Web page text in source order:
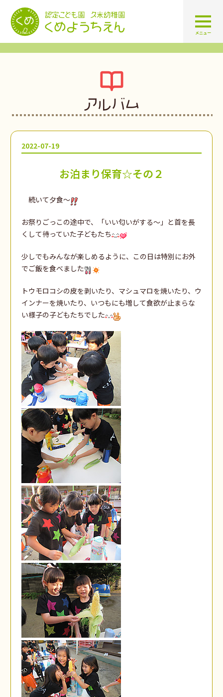
認定こども園 学校法人久米幼
メニュー
アルバム
2022-07-19
お泊まり保育☆その２
続いて夕食～
お祭りごっこの途中で、「いい匂いがする～」と首を長
くして待っていた子どもたち
少しでもみんなが楽しめるように、この日は特別にお外
でご飯を食べました
トウモロコシの皮を剥いたり、マシュマロを焼いたり、ウ
インナーを焼いたり、いつもにも増して食欲が止まらな
い様子の子どもたちでした